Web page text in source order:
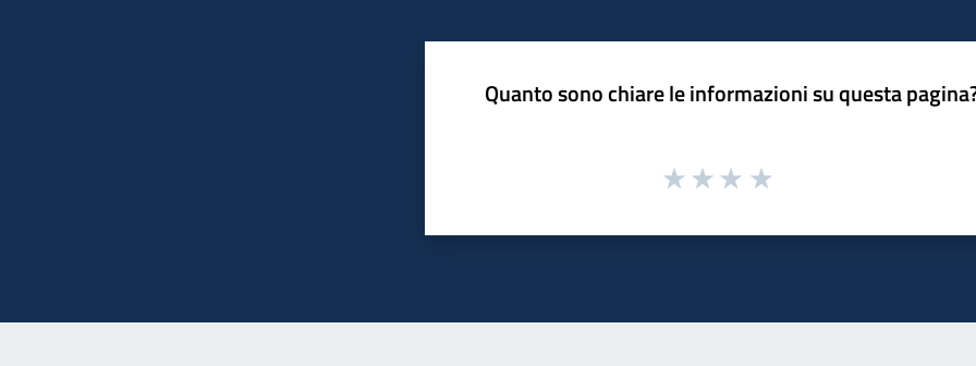
Quanto sono chiare le informazioni su questa